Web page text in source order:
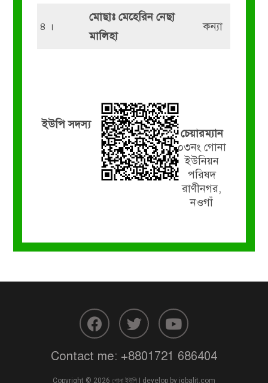
৪ ।
মোছাঃ মেহেরিন নেছা
মালিহা
কন্যা
ইউপি সদস্য
চেয়ারম্যান
০৩নং গোনা
ইউনিয়ন
পরিষদ
রাণীনগর,
নওগাঁ
Contact me: +8801721 686404
Copyright © 2026 গোনা ইউপি | develop by iqbalit.com